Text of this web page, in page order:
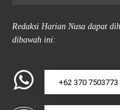
Redaksi Harian Nusa dapat
dibawah ini:
+62 370 7503773